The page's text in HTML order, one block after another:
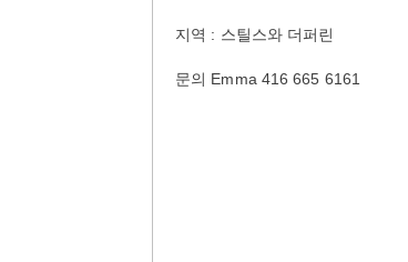
지역 : 스틸스와 더퍼린
문의 Emma 416 665 6161